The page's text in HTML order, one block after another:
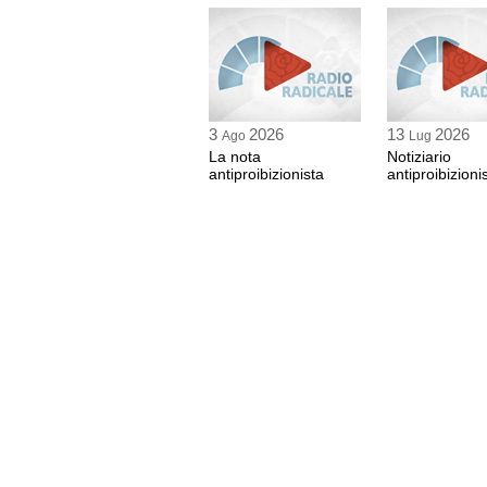
3 Ago 2026
La nota
antiproibizionista
13 Lug 2026
Notiziario